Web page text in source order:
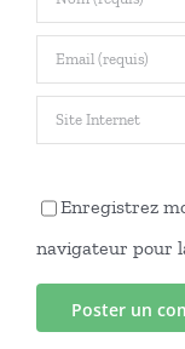
Enregistrez
navigateur pour